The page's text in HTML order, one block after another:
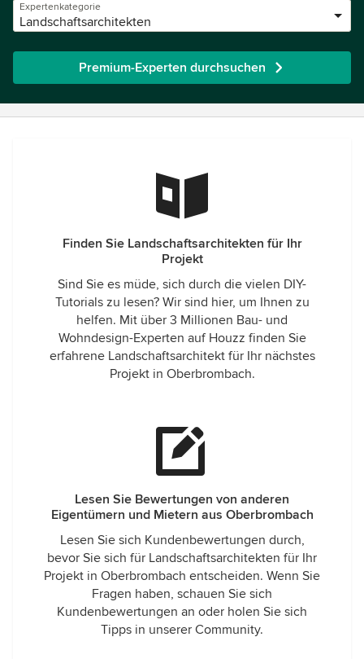
Expertenkategorie
Landschaftsarchitekten
Premium-Experten durchsuchen
Finden Sie Landschaftsarchitekten für Ihr
Projekt
Sind Sie es müde, sich durch die vielen DIY-
Tutorials zu lesen? Wir sind hier, um Ihnen zu
helfen. Mit über 3 Millionen Bau- und
Wohndesign-Experten auf Houzz finden Sie
erfahrene Landschaftsarchitekt für Ihr nächstes
Projekt in Oberbrombach.
Lesen Sie Bewertungen von anderen
Eigentümern und Mietern aus Oberbrombach
Lesen Sie sich Kundenbewertungen durch,
bevor Sie sich für Landschaftsarchitekten für Ihr
Projekt in Oberbrombach entscheiden. Wenn Sie
Fragen haben, schauen Sie sich
Kundenbewertungen an oder holen Sie sich
Tipps in unserer Community.